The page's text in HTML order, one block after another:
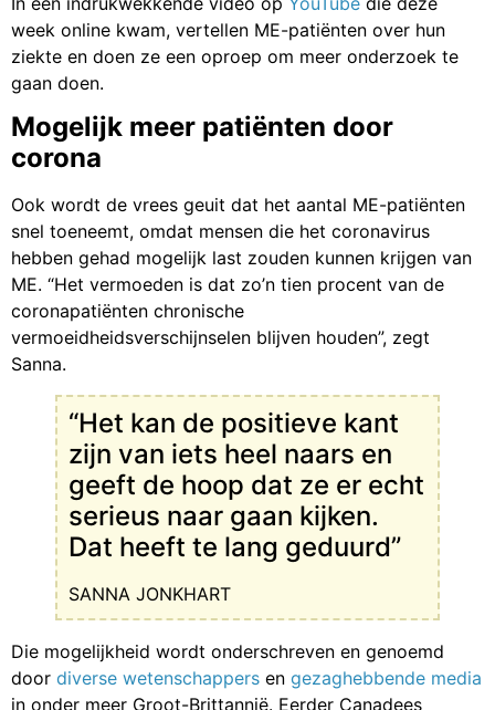
week online kwam, vertellen ME-patiënten over hun
ziekte en doen ze een oproep om meer onderzoek te
gaan doen.
Mogelijk meer patiënten door
corona
Ook wordt de vrees geuit dat het aantal ME-patiënten
snel toeneemt, omdat mensen die het coronavirus
hebben gehad mogelijk last zouden kunnen krijgen van
ME. “Het vermoeden is dat zo’n tien procent van de
coronapatiënten chronische
vermoeidheidsverschijnselen blijven houden”, zegt
Sanna.
“Het kan de positieve kant
zijn van iets heel naars en
geeft de hoop dat ze er echt
serieus naar gaan kijken.
Dat heeft te lang geduurd”
SANNA JONKHART
Die mogelijkheid wordt onderschreven en genoemd
door diverse wetenschappers en gezaghebbende media
in onder meer Groot-Brittannië. Eerder Canadees